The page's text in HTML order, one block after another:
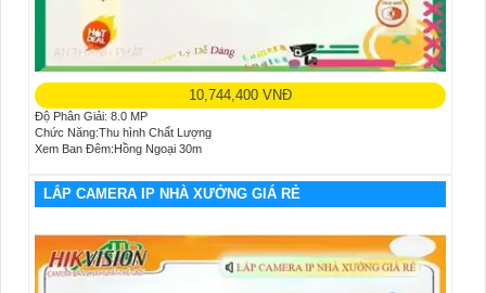
10,744,400 VNĐ
Độ Phân Giải: 8.0 MP
Chức Năng:Thu hình Chất Lượng
Xem Ban Đêm:Hồng Ngoại 30m
LẮP CAMERA IP NHÀ XƯỞNG GIÁ RẺ